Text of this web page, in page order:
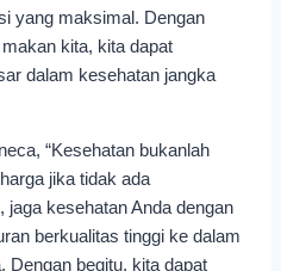
yang maksimal. Dengan
kita, kita dapat
dalam kesehatan jangka
“Kesehatan bukanlah
jika tidak ada
jaga kesehatan Anda dengan
berkualitas tinggi ke dalam
Dengan begitu, kita dapat